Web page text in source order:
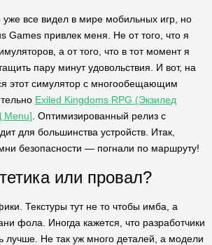
уже все видел в мире мобильных игр, но
Games привлек меня. Не от того, что я
а от того, что в тот момент я
пару минут удовольствия. И вот, на
этот симулятор с многообещающим
Exiled Kingdoms RPG (Экзилед
Menu] . Оптимизированный релиз с
для большинства устройств. Итак,
безопасности — погнали по маршруту!
или провал?
Текстуры тут не то чтобы имба, а
фола. Иногда кажется, что разработчики
лучше. Не так уж много деталей, а модели